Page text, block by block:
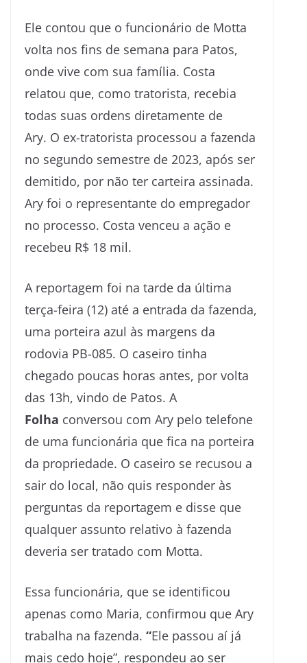
Ele contou que o funcionário de Motta
volta nos fins de semana para Patos,
onde vive com sua família. Costa
relatou que, como tratorista, recebia
todas suas ordens diretamente de
Ary. O ex-tratorista processou a fazenda
no segundo semestre de 2023, após ser
demitido, por não ter carteira assinada.
Ary foi o representante do empregador
no processo. Costa venceu a ação e
recebeu R$ 18 mil.
A reportagem foi na tarde da última
terça-feira (12) até a entrada da fazenda,
uma porteira azul às margens da
rodovia PB-085. O caseiro tinha
chegado poucas horas antes, por volta
das 13h, vindo de Patos. A
Folha conversou com Ary pelo telefone
de uma funcionária que fica na porteira
da propriedade. O caseiro se recusou a
sair do local, não quis responder às
perguntas da reportagem e disse que
qualquer assunto relativo à fazenda
deveria ser tratado com Motta.
Essa funcionária, que se identificou
apenas como Maria, confirmou que Ary
trabalha na fazenda. “Ele passou aí já
mais cedo hoje”, respondeu ao ser